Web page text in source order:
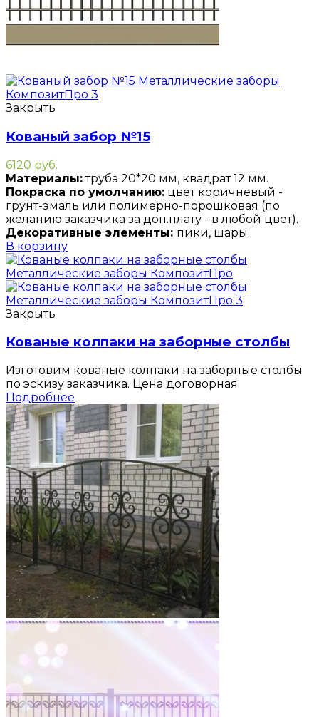
Закрыть
Кованый забор №15
6120 руб.
Материалы:труба 20*20 мм, квадрат 12 мм.
Покраска по умолчанию: цвет коричневый -
грунт-эмаль или полимерно-порошковая (по
желанию заказчика за доп.плату - в любой цвет).
Декоративные элементы: пики, шары.
В корзину
Закрыть
Кованые колпаки на заборные столбы
Изготовим кованые колпаки на заборные столбы
по эскизу заказчика. Цена договорная.
Подробнее